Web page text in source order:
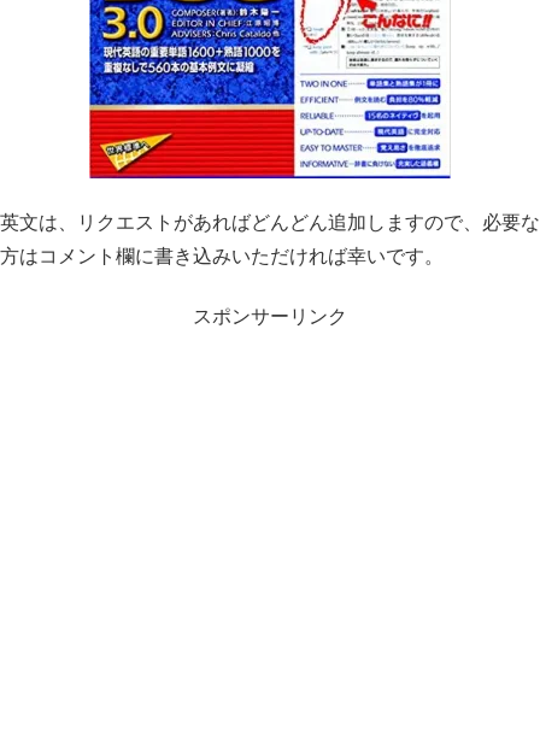
英文は、リクエストがあればどんどん追加しますので、必要な
方はコメント欄に書き込みいただければ幸いです。
スポンサーリンク